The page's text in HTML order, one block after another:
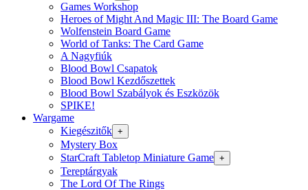
Games Workshop
Heroes of Might And Magic III: The Board Game
Wolfenstein Board Game
World of Tanks: The Card Game
A Nagyfiúk
Blood Bowl Csapatok
Blood Bowl Kezdőszettek
Blood Bowl Szabályok és Eszközök
SPIKE!
Wargame
Kiegészitők +
Mystery Box
StarCraft Tabletop Miniature Game +
Tereptárgyak
The Lord Of The Rings